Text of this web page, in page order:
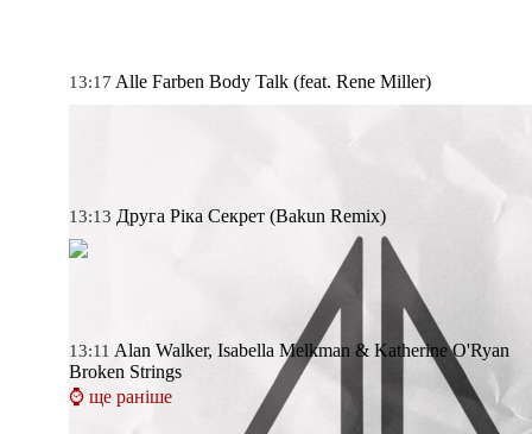
13:17 Alle Farben Body Talk (feat. Rene Miller)
13:13 Друга Ріка Секрет (Bakun Remix)
13:11 Alan Walker, Isabella Melkman & Katherine O'Ryan
Broken Strings
⌚ ще раніше